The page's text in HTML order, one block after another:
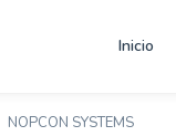
Inicio
NOPCON SYSTEMS